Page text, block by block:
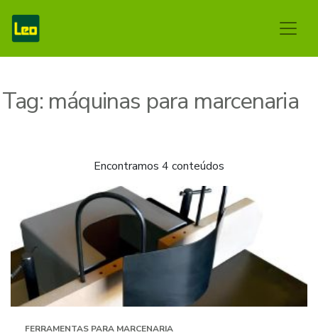
Tag: máquinas para marcenaria
Encontramos 4 conteúdos
FERRAMENTAS PARA MARCENARIA